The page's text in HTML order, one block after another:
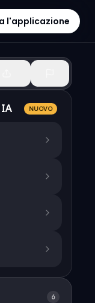
l'applicazione
IA NUOVO
6